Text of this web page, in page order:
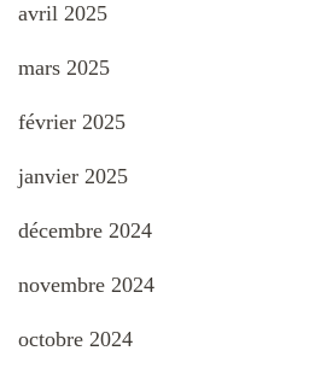
avril 2025
mars 2025
février 2025
janvier 2025
décembre 2024
novembre 2024
octobre 2024